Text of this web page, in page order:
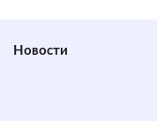
Новости